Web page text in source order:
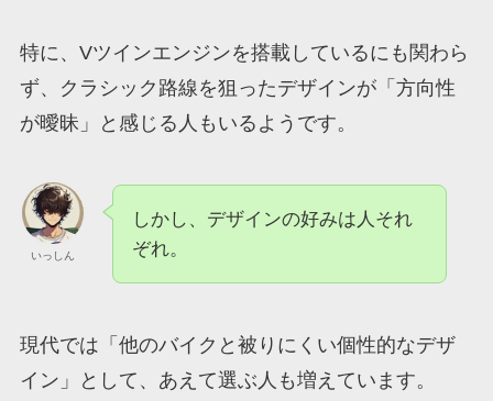
特に、Vツインエンジンを搭載しているにも関わら
ず、クラシック路線を狙ったデザインが「方向性
が曖昧」と感じる人もいるようです。
いっしん
しかし、デザインの好みは人それ
ぞれ。
現代では「他のバイクと被りにくい個性的なデザ
イン」として、あえて選ぶ人も増えています。